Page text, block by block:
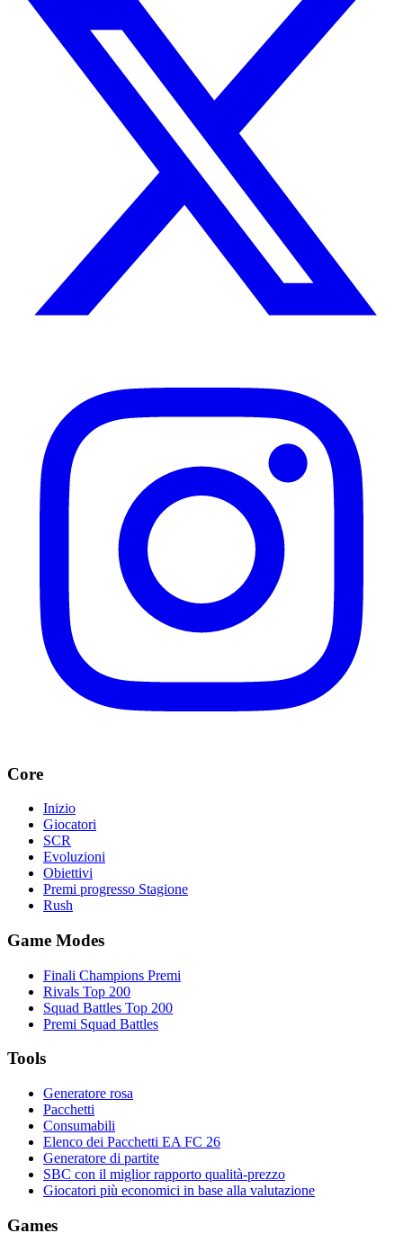
Core
Inizio
Giocatori
SCR
Evoluzioni
Obiettivi
Premi progresso Stagione
Rush
Game Modes
Finali Champions Premi
Rivals Top 200
Squad Battles Top 200
Premi Squad Battles
Tools
Generatore rosa
Pacchetti
Consumabili
Elenco dei Pacchetti EA FC 26
Generatore di partite
SBC con il miglior rapporto qualità-prezzo
Giocatori più economici in base alla valutazione
Games